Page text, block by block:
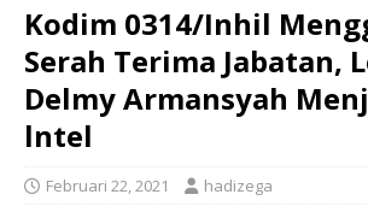
Kodim 0314/Inhil
Serah Terima Jabatan,
Delmy Armansyah
lntel
Februari 22, 2021 hadizega